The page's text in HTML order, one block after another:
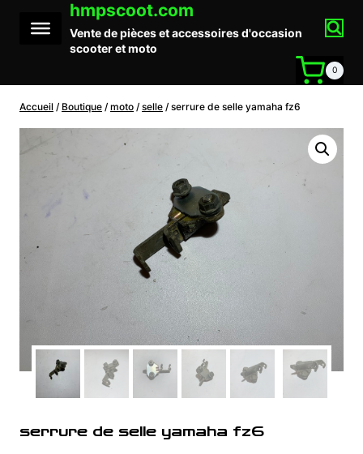
contenu
hmpscoot.com
Vente de pièces et accessoires d'occasion
scooter et moto
0
Accueil / Boutique / moto / selle / serrure de selle yamaha fz6
serrure de selle yamaha fz6